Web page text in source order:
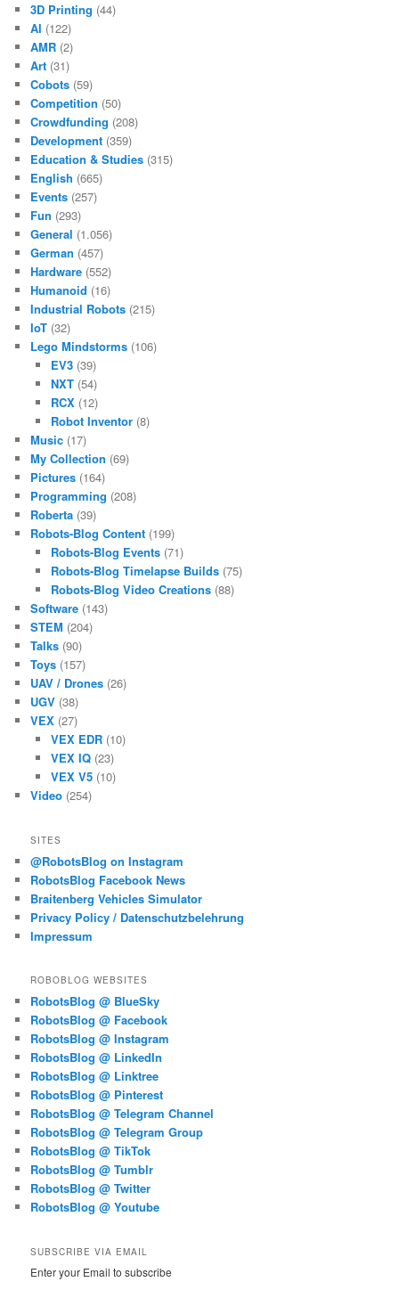
3D Printing (44)
AI (122)
AMR (2)
Art (31)
Cobots (59)
Competition (50)
Crowdfunding (208)
Development (359)
Education & Studies (315)
English (665)
Events (257)
Fun (293)
General (1.056)
German (457)
Hardware (552)
Humanoid (16)
Industrial Robots (215)
IoT (32)
Lego Mindstorms (106)
EV3(39)
NXT(54)
RCX(12)
Robot Inventor(8)
Music (17)
My Collection (69)
Pictures (164)
Programming (208)
Roberta (39)
Robots-Blog Content (199)
Robots-Blog Events(71)
Robots-Blog Timelapse Builds(75)
Robots-Blog Video Creations(88)
Software (143)
STEM (204)
Talks (90)
Toys (157)
UAV / Drones (26)
UGV (38)
VEX (27)
VEX EDR(10)
VEX IQ(23)
VEX V5(10)
Video (254)
SITES
@RobotsBlog on Instagram
RobotsBlog Facebook News
Braitenberg Vehicles Simulator
Privacy Policy / Datenschutzbelehrung
Impressum
ROBOBLOG WEBSITES
RobotsBlog @ BlueSky
RobotsBlog @ Facebook
RobotsBlog @ Instagram
RobotsBlog @ LinkedIn
RobotsBlog @ Linktree
RobotsBlog @ Pinterest
RobotsBlog @ Telegram Channel
RobotsBlog @ Telegram Group
RobotsBlog @ TikTok
RobotsBlog @ Tumblr
RobotsBlog @ Twitter
RobotsBlog @ Youtube
SUBSCRIBE VIA EMAIL
Enter your Email to subscribe